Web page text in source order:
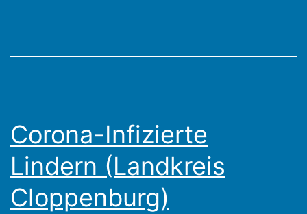
Corona-Infizierte
Lindern (Landkreis
Cloppenburg)